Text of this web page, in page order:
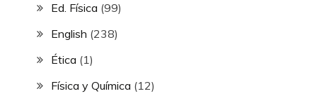
Ed. Física (99)
English (238)
Ética (1)
Física y Química (12)